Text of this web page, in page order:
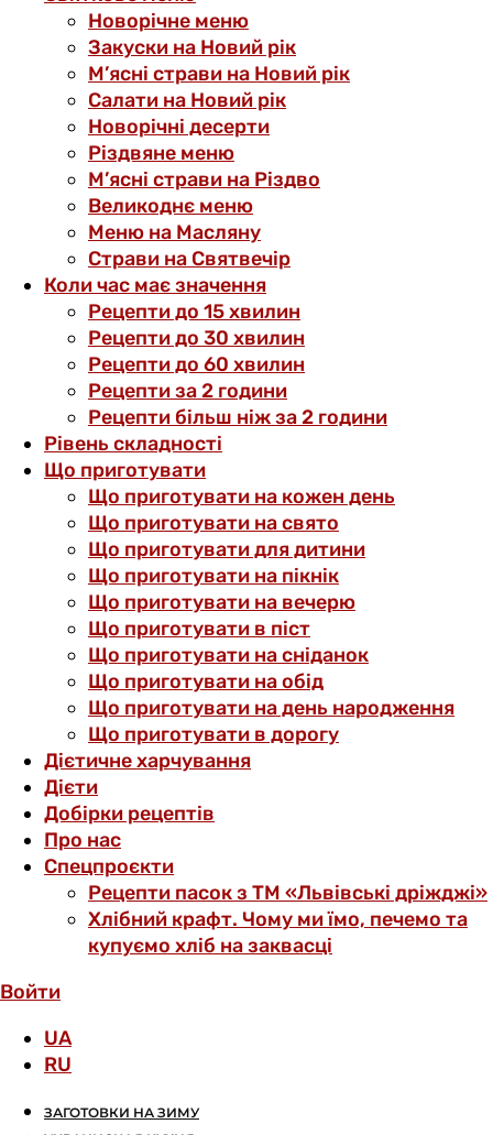
Новорічне меню
Закуски на Новий рік
М’ясні страви на Новий рік
Салати на Новий рік
Новорічні десерти
Різдвяне меню
М’ясні страви на Різдво
Великоднє меню
Меню на Масляну
Страви на Святвечір
Коли час має значення
Рецепти до 15 хвилин
Рецепти до 30 хвилин
Рецепти до 60 хвилин
Рецепти за 2 години
Рецепти більш ніж за 2 години
Рівень складності
Що приготувати
Що приготувати на кожен день
Що приготувати на свято
Що приготувати для дитини
Що приготувати на пікнік
Що приготувати на вечерю
Що приготувати в піст
Що приготувати на сніданок
Що приготувати на обід
Що приготувати на день народження
Що приготувати в дорогу
Дієтичне харчування
Дієти
Добірки рецептів
Про нас
Спецпроєкти
Рецепти пасок з ТМ «Львівські дріжджі»
Хлібний крафт. Чому ми їмо, печемо та
купуємо хліб на заквасці
Войти
UA
RU
ЗАГОТОВКИ НА ЗИМУ